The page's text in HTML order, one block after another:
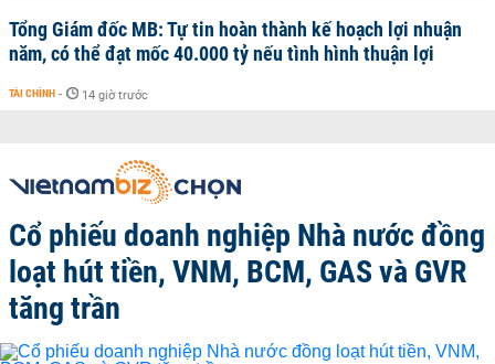
Tổng Giám đốc MB: Tự tin hoàn thành kế hoạch lợi nhuận
năm, có thể đạt mốc 40.000 tỷ nếu tình hình thuận lợi
TÀI CHÍNH - 14 giờ trước
Cổ phiếu doanh nghiệp Nhà nước đồng
loạt hút tiền, VNM, BCM, GAS và GVR
tăng trần